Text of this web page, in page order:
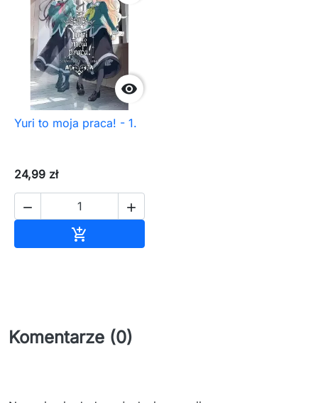

Yuri to moja praca! - 1.
24,99 zł
 

Komentarze (0)